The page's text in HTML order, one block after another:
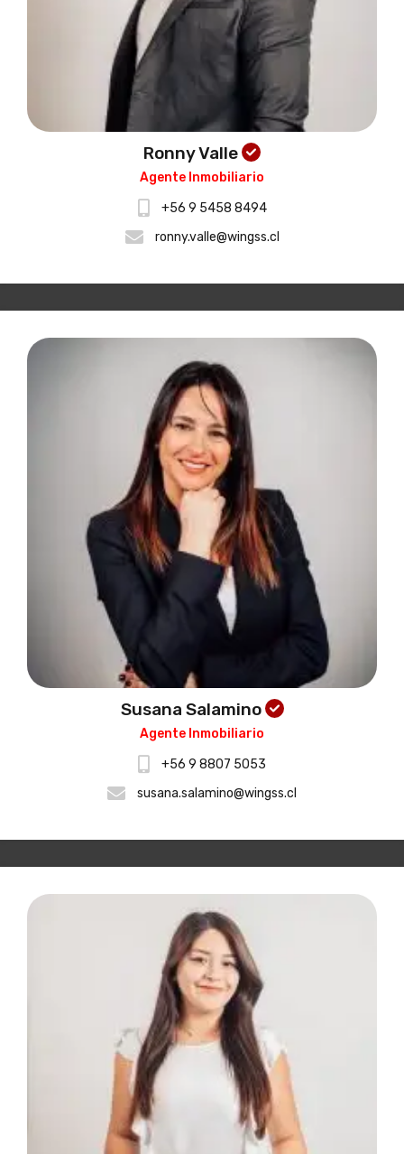
Ronny Valle
Agente Inmobiliario
+56 9 5458 8494
ronny.valle@wingss.cl
Susana Salamino
Agente Inmobiliario
+56 9 8807 5053
susana.salamino@wingss.cl